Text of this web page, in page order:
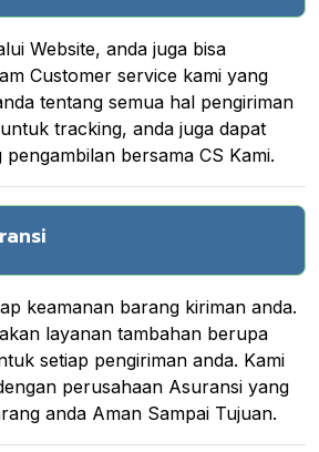
Website, anda juga bisa
Customer service kami yang
tentang semua hal pengiriman
tracking, anda juga dapat
bersama CS Kami.
keamanan barang kiriman anda.
layanan tambahan berupa
setiap pengiriman anda. Kami
perusahaan Asuransi yang
anda Aman Sampai Tujuan.